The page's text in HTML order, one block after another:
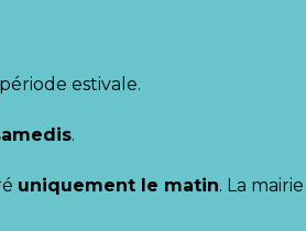
estivale.
.
uniquement le matin. La